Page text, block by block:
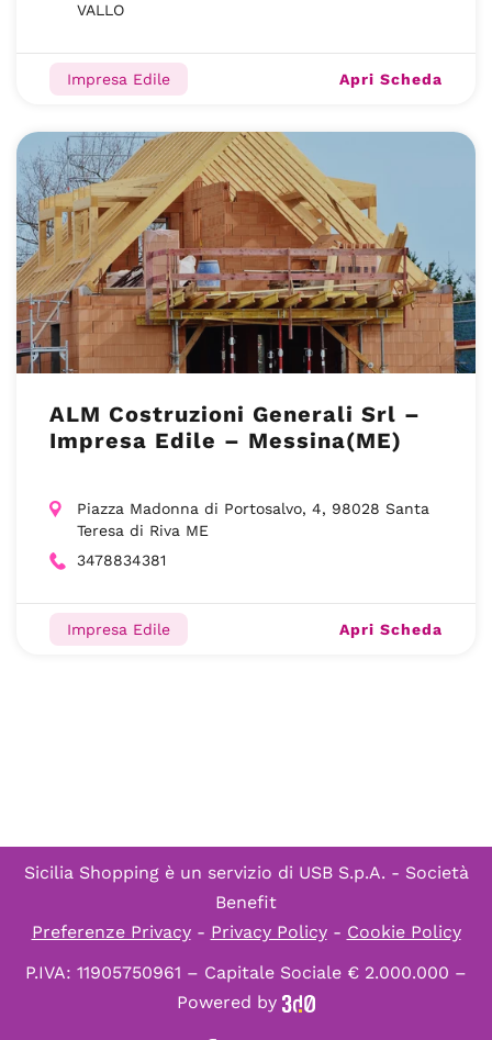
VALLO
Impresa Edile Apri Scheda
ALM Costruzioni Generali Srl –
Impresa Edile – Messina(ME)
Piazza Madonna di Portosalvo, 4, 98028 Santa
Teresa di Riva ME
3478834381
Impresa Edile Apri Scheda
Sicilia Shopping è un servizio di USB S.p.A. - Società
Benefit
Preferenze Privacy- Privacy Policy- Cookie Policy
P.IVA: 11905750961 – Capitale Sociale € 2.000.000 –
Powered by